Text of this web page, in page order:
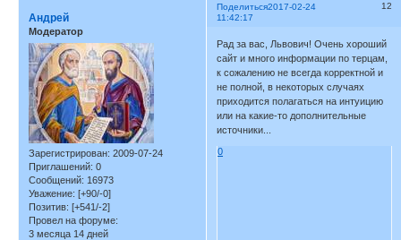
Поделиться 12
2017-02-24
11:42:17
Андрей
Модератор
Зарегистрирован: 2009-07-24
Приглашений: 0
Сообщений: 16973
Уважение: [+90/-0]
Позитив: [+541/-2]
Провел на форуме:
3 месяца 14 дней
Рад за вас, Львович! Очень хороший
сайт и много информации по терцам,
к сожалению не всегда корректной и
не полной, в некоторых случаях
приходится полагаться на интуицию
или на какие-то дополнительные
источники...
0